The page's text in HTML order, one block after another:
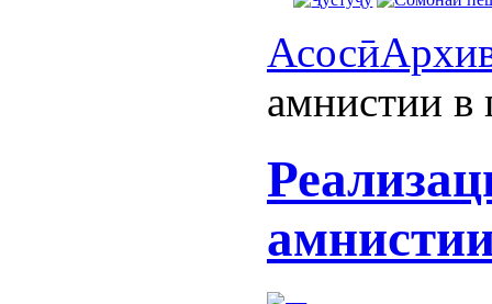
Асосӣ
амнистии в